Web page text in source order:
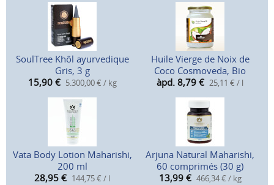
SoulTree Khôl ayurvedique
Gris, 3 g
15,90 € 5.300,00 € / kg
Huile Vierge de Noix de
Coco Cosmoveda, Bio
àpd. 8,79 € 25,11 € / l
Vata Body Lotion Maharishi,
200 ml
28,95 € 144,75 € / l
Arjuna Natural Maharishi,
60 comprimés (30 g)
13,99 € 466,34 € / kg